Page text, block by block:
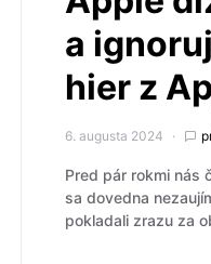
a
hier z
6. augusta 2024
Pred pár rokmi nás
sa dovedna
pokladali zrazu za